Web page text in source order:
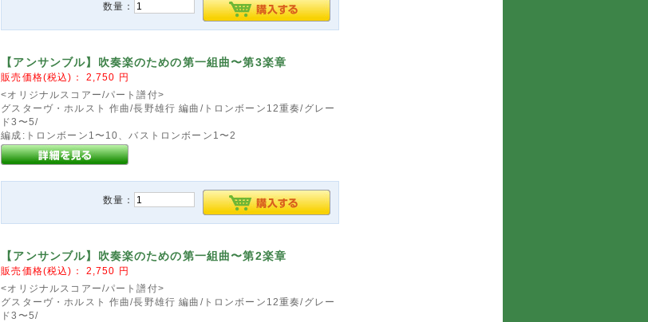
数量：
【アンサンブル】吹奏楽のための第一組曲〜第3楽章
販売価格(税込)： 2,750 円
<オリジナルスコアー/パート譜付>
グスターヴ・ホルスト 作曲/長野雄行 編曲/トロンボーン12重奏/グレー
ド3〜5/
編成:トロンボーン1〜10、バストロンボーン1〜2
数量：
【アンサンブル】吹奏楽のための第一組曲〜第2楽章
販売価格(税込)： 2,750 円
<オリジナルスコアー/パート譜付>
グスターヴ・ホルスト 作曲/長野雄行 編曲/トロンボーン12重奏/グレー
ド3〜5/